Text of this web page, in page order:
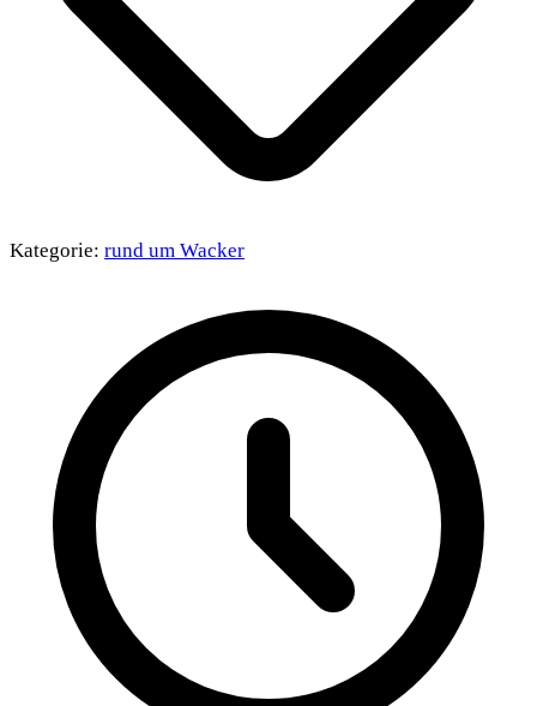
Kategorie: rund um Wacker